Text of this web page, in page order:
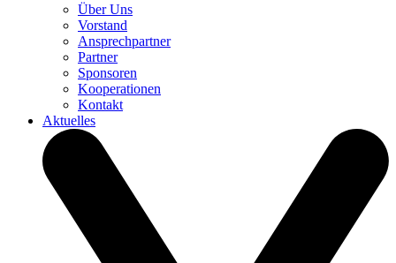
Über Uns
Vorstand
Ansprechpartner
Partner
Sponsoren
Kooperationen
Kontakt
Aktuelles